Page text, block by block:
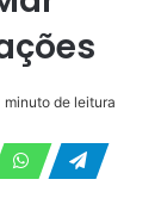
minuto de leitura